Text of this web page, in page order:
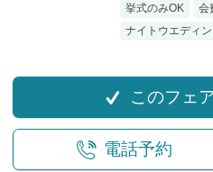
挙式のみOK
会
ナイトウエディ
このフェ
電話予約